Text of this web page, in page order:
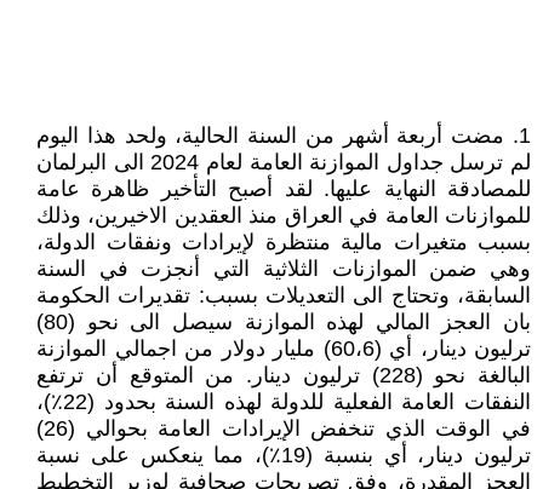
1. مضت أربعة أشهر من السنة الحالية، ولحد هذا اليوم
لم ترسل جداول الموازنة العامة لعام 2024 الى البرلمان
للمصادقة النهاية عليها. لقد أصبح التأخير ظاهرة عامة
للموازنات العامة في العراق منذ العقدين الاخيرين، وذلك
بسبب متغيرات مالية منتظرة لإيرادات ونفقات الدولة،
وهي ضمن الموازنات الثلاثية التي أنجزت في السنة
السابقة، وتحتاج الى التعديلات بسبب: تقديرات الحكومة
بان العجز المالي لهذه الموازنة سيصل الى نحو (80)
ترليون دينار، أي (60،6) مليار دولار من اجمالي الموازنة
البالغة نحو (228) ترليون دينار. من المتوقع أن ترتفع
النفقات العامة الفعلية للدولة لهذه السنة بحدود (22٪)،
في الوقت الذي تنخفض الإيرادات العامة بحوالي (26)
ترليون دينار، أي بنسبة (19٪)، مما ينعكس على نسبة
العجز المقدرة، وفق تصريحات صحافية لوزير التخطيط